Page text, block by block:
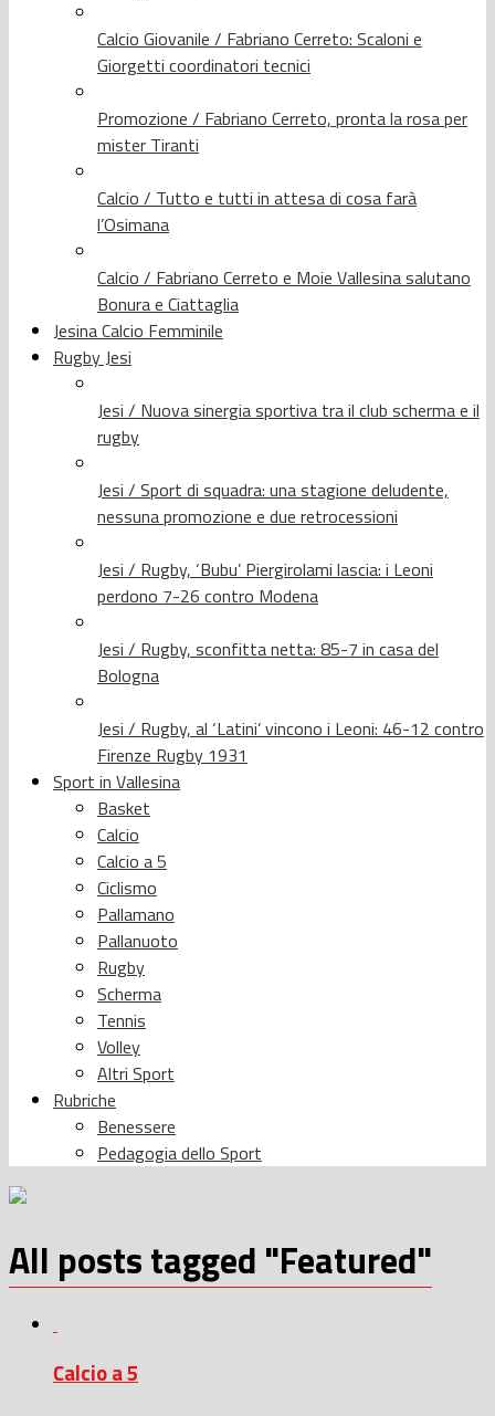
Calcio Giovanile / Fabriano Cerreto: Scaloni e
Giorgetti coordinatori tecnici
Promozione / Fabriano Cerreto, pronta la rosa per
mister Tiranti
Calcio / Tutto e tutti in attesa di cosa farà
l’Osimana
Calcio / Fabriano Cerreto e Moie Vallesina salutano
Bonura e Ciattaglia
Jesina Calcio Femminile
Rugby Jesi
Jesi / Nuova sinergia sportiva tra il club scherma e il
rugby
Jesi / Sport di squadra: una stagione deludente,
nessuna promozione e due retrocessioni
Jesi / Rugby, ‘Bubu’ Piergirolami lascia: i Leoni
perdono 7-26 contro Modena
Jesi / Rugby, sconfitta netta: 85-7 in casa del
Bologna
Jesi / Rugby, al ‘Latini’ vincono i Leoni: 46-12 contro
Firenze Rugby 1931
Sport in Vallesina
Basket
Calcio
Calcio a 5
Ciclismo
Pallamano
Pallanuoto
Rugby
Scherma
Tennis
Volley
Altri Sport
Rubriche
Benessere
Pedagogia dello Sport
All posts tagged "Featured"
Calcio a 5